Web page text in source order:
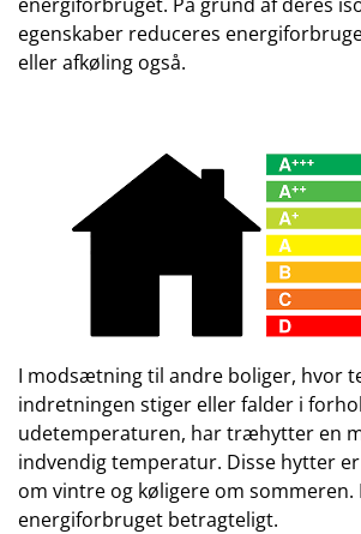
egenskaber reduceres
eller afkøling også.
I modsætning til andre boliger, hvor
indretningen stiger eller falder i
udetemperaturen, har træhytter en
indvendig temperatur. Disse hytter
om vintre og køligere om
energiforbruget betragteligt.